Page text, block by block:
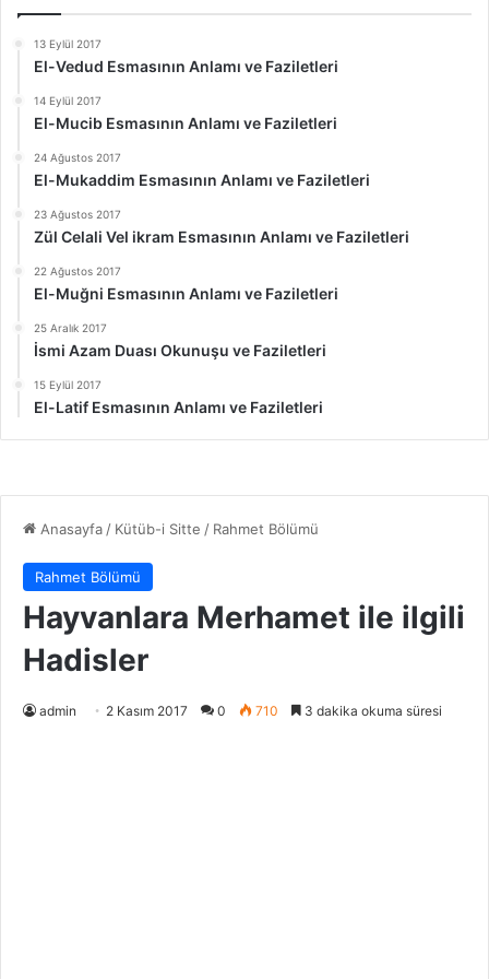
13 Eylül 2017
El-Vedud Esmasının Anlamı ve Faziletleri
14 Eylül 2017
El-Mucib Esmasının Anlamı ve Faziletleri
24 Ağustos 2017
El-Mukaddim Esmasının Anlamı ve Faziletleri
23 Ağustos 2017
Zül Celali Vel ikram Esmasının Anlamı ve Faziletleri
22 Ağustos 2017
El-Muğni Esmasının Anlamı ve Faziletleri
25 Aralık 2017
İsmi Azam Duası Okunuşu ve Faziletleri
15 Eylül 2017
El-Latif Esmasının Anlamı ve Faziletleri